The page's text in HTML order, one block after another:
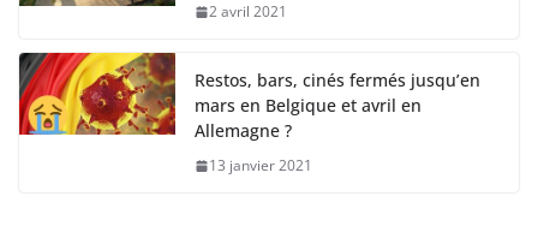
2 avril 2021
Restos, bars, cinés fermés jusqu’en
mars en Belgique et avril en
Allemagne ?
13 janvier 2021